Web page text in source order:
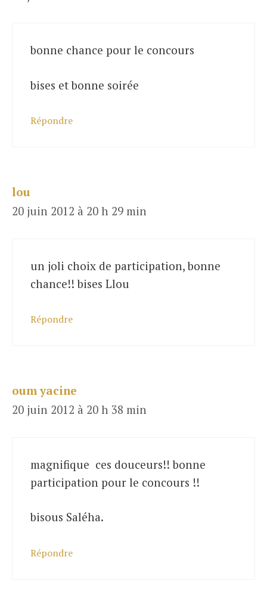
bonne chance pour le concours
bises et bonne soirée
Répondre
lou
20 juin 2012 à 20 h 29 min
un joli choix de participation, bonne
chance!! bises Llou
Répondre
oum yacine
20 juin 2012 à 20 h 38 min
magnifique ces douceurs!! bonne
participation pour le concours !!
bisous Saléha.
Répondre